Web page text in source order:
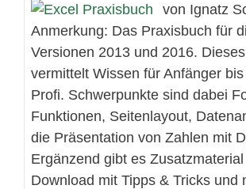
von Ignatz
Anmerkung: Das Praxisbuch für
Versionen 2013 und 2016.
vermittelt Wissen für Anfänger
Profi. Schwerpunkte sind dabei
Funktionen, Seitenlayout,
die Präsentation von Zahlen mit
Ergänzend gibt es
Download mit Tipps & Tricks und